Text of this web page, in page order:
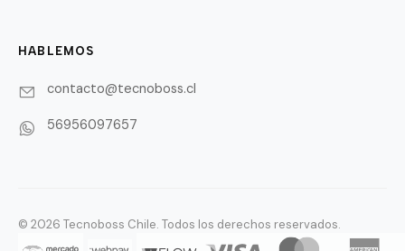
HABLEMOS
contacto@tecnoboss.cl
56956097657
© 2026 Tecnoboss Chile. Todos los derechos reservados.